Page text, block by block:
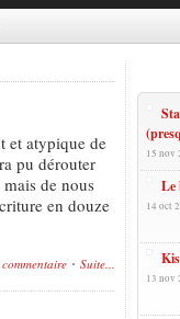
et atypique de
pu dérouter
de nous
en douze
Suite...
15 nov
Le
14 oct
13 nov